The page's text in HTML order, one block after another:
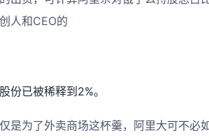
人和CEO的
份已被稀释到2%。
是为了外卖商场这杯羹，阿里大可不